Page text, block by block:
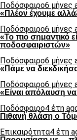
Ποδόσφαιρο6 μήνες
«Πλέον έχουμε
Ποδόσφαιρο6 μήνες
«Το πιο σημαντικό
ποδοσφαιριστών»
Ποδόσφαιρο6 μήνες
«Πάμε να
Ποδόσφαιρο6 μήνες
«Είναι απόλαυση
Ποδόσφαιρο4 έτη
Πιθανή θλάση ο
Επικαιρότητα4 έτη